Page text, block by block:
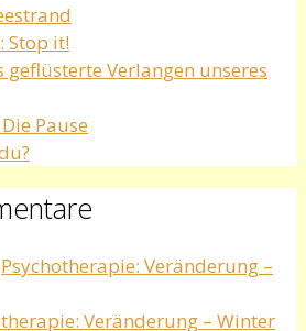
Stop it!
Verlangen unseres
Pause
Psychotherapie: Veränderung –
Veränderung – Winter